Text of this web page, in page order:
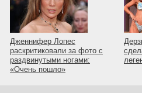
Дженнифер Лопес
раскритиковали за фото с
раздвинутыми ногами:
«Очень пошло»